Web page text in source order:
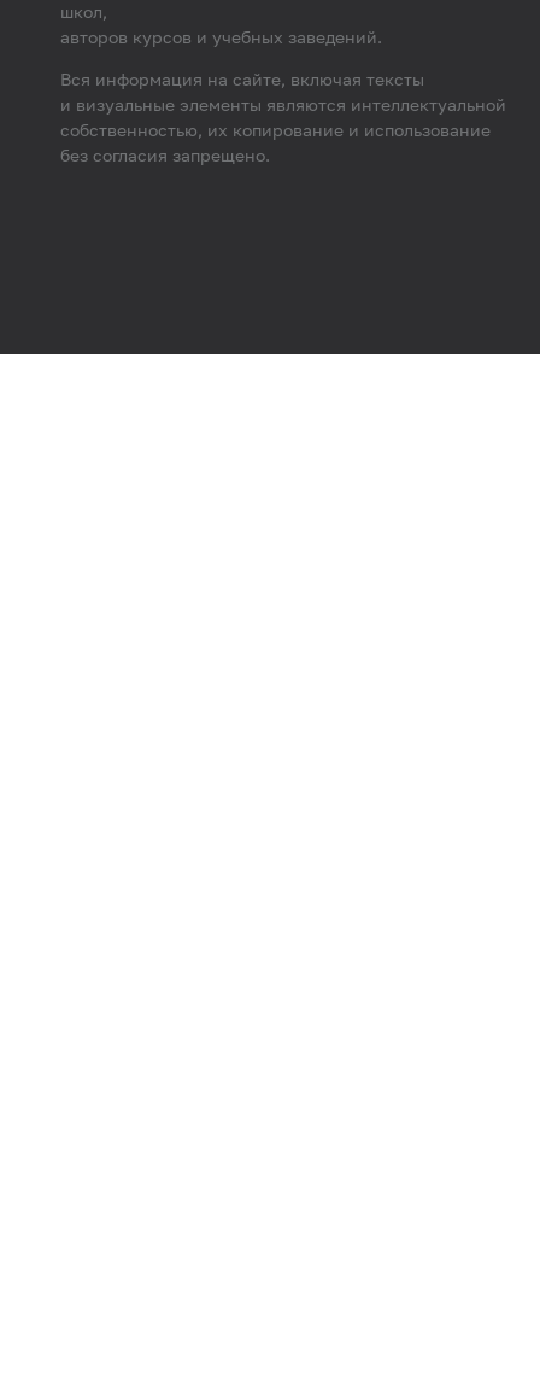
школ,
авторов курсов и учебных заведений.
Вся информация на сайте, включая тексты
и визуальные элементы являются интеллектуальной
собственностью, их копирование и использование
без согласия запрещено.